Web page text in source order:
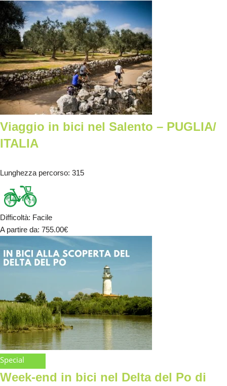
Viaggio in bici nel Salento – PUGLIA/
ITALIA
Lunghezza percorso: 315
Difficoltà: Facile
A partire da: 755.00€
Special
Week-end in bici nel Delta del Po di